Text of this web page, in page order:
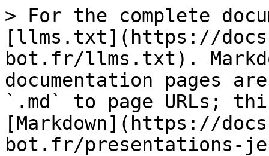
> For the complete
[llms.txt](https://
bot.fr/llms.txt).
documentation pages
`.md` to page URLs;
[Markdown](https://
bot.fr/presentations-